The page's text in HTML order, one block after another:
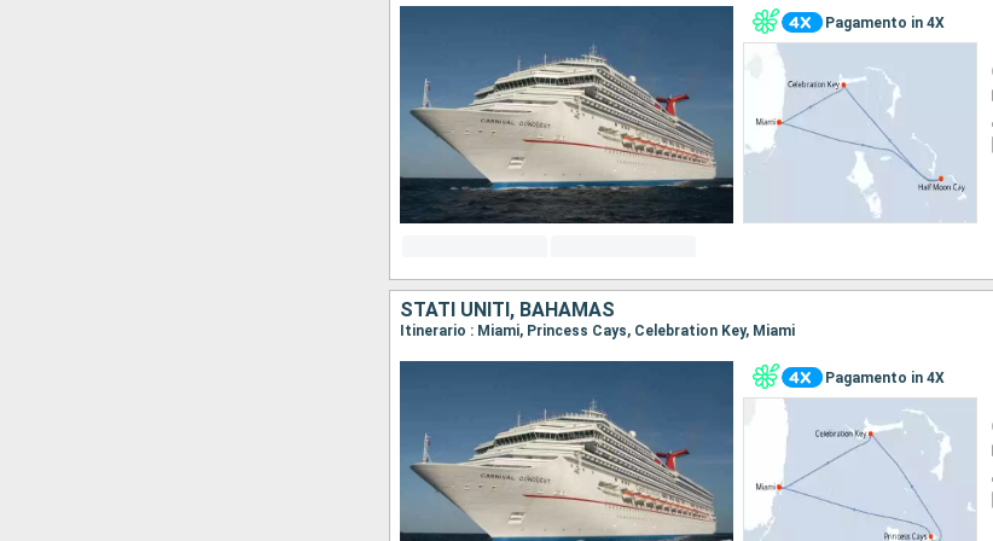
Pagamento in 4X
STATI UNITI, BAHAMAS
Itinerario : Miami, Princess Cays, Celebration Key, Miami
Pagamento in 4X